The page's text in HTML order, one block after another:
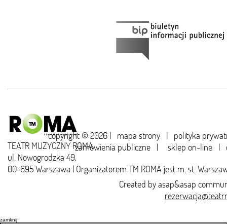
copyright © 2026 | mapa strony | polityka
zamówienia publiczne | sklep on-line |
TEATR MUZYCZNY ROMA,
ul. Nowogrodzka 49,
00-695 Warszawa | Organizatorem TM ROMA jest m. st.
Created byasap&asap
zamknij